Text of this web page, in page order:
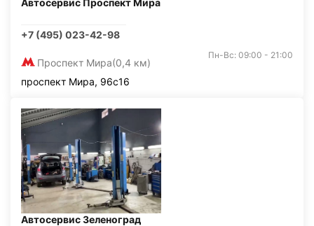
Автосервис Проспект Мира
+7 (495) 023-42-98
Проспект Мира(0,4 км)
Пн-Вс: 09:00 - 21:00
проспект Мира, 96с16
Автосервис Зеленоград